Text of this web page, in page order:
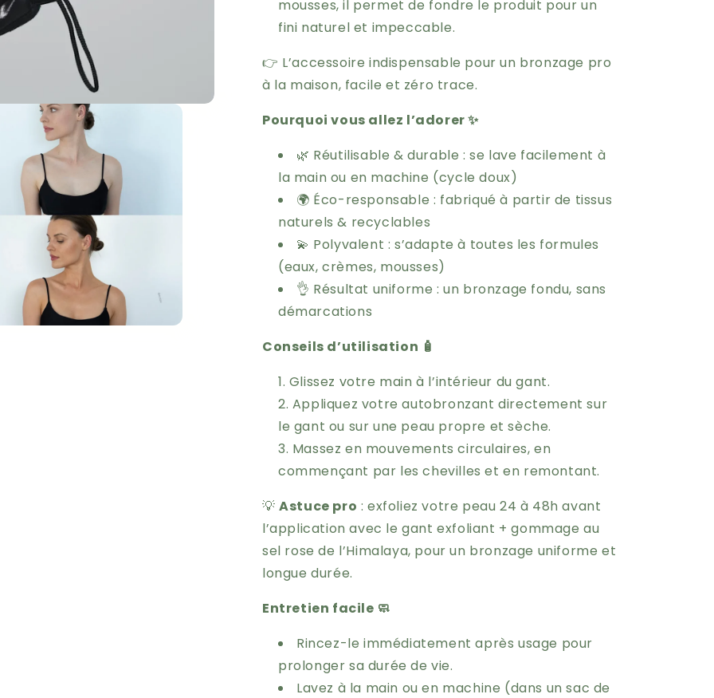
mousses, il permet de fondre le produit pour un
fini naturel et impeccable.
👉 L’accessoire indispensable pour un bronzage pro
à la maison, facile et zéro trace.
Pourquoi vous allez l’adorer ✨
🌿 Réutilisable & durable : se lave facilement à
la main ou en machine (cycle doux)
🌍 Éco-responsable : fabriqué à partir de tissus
naturels & recyclables
💫 Polyvalent : s’adapte à toutes les formules
(eaux, crèmes, mousses)
👌 Résultat uniforme : un bronzage fondu, sans
démarcations
Conseils d’utilisation 🧴
Glissez votre main à l’intérieur du gant.
Appliquez votre autobronzant directement sur
le gant ou sur une peau propre et sèche.
Massez en mouvements circulaires, en
commençant par les chevilles et en remontant.
💡Astuce pro : exfoliez votre peau 24 à 48h avant
l’application avec le gant exfoliant + gommage au
sel rose de l’Himalaya, pour un bronzage uniforme et
longue durée.
Entretien facile 🧼
Rincez-le immédiatement après usage pour
prolonger sa durée de vie.
Lavez à la main ou en machine (dans un sac de